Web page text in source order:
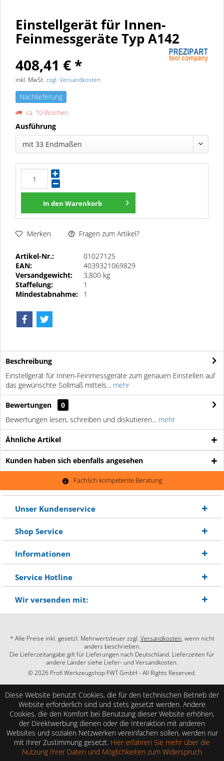
Einstellgerät für Innen-
Feinmessgeräte Typ A142
408,41 € *
inkl. MwSt. zzgl. Versandkosten
Nachlieferung
ca. 10 Wochen
Ausführung
mit 33 Endmaßen
In den Warenkorb
Merken Fragen zum Artikel?
Artikel-Nr.:
01027125
EAN:
4039321069829
Versandgewicht:
3,800 kg
Staffelung:
1
Mindestabnahme:
1
Beschreibung
Einstellgerät für Innen-Feinmessgeräte zum genauen Einstellen auf
das gewünschte Sollmaß mittels... mehr
Bewertungen
0
Bewertungen lesen, schreiben und diskutieren... mehr
Ähnliche Artikel
Kunden haben sich ebenfalls angesehen
Fachlich kompetente Beratung
Unser Kundenservice
Shop Service
Informationen
Service Hotline
Wir versenden mit:
* Alle Preise inkl. gesetzl. Mehrwertsteuer zzgl. Versandkosten, wenn nicht
anders beschrieben.
Die Lieferzeitangabe gilt für Lieferungen nach Deutschland. Lieferzeiten für
andere Länder siehe Liefer- und Versandkosten.
© 2026 Profi Werkzeugshop FWT GmbH - All Rights Reserved.
Diese Website benutzt Cookies, die für den technischen Betrieb der
Website erforderlich sind und stets gesetzt werden. Andere
Cookies, die den Komfort bei Benutzung dieser Website erhöhen,
der Direktwerbung dienen oder die Interaktion mit anderen
Websites und sozialen Netzwerken vereinfachen sollen, werden nur
mit Ihrer Zustimmung gesetzt. Hier erfahren Sie mehr über die
Nutzung Ihrer Daten und Möglichkeiten zum Widerspruch